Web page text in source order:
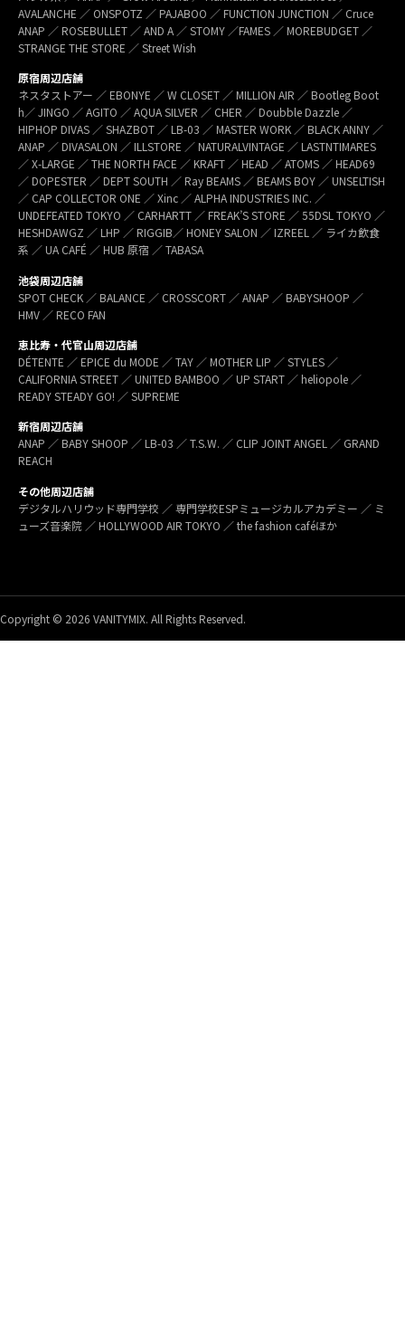
AVALANCHE ／ ONSPOTZ ／ PAJABOO ／ FUNCTION JUNCTION ／ Cruce
ANAP ／ ROSEBULLET ／ AND A ／ STOMY ／FAMES ／ MOREBUDGET ／
STRANGE THE STORE ／ Street Wish
原宿周辺店舗
ネスタストアー ／ EBONYE ／ W CLOSET ／ MILLION AIR ／ Bootleg Boot
h／ JINGO ／ AGITO ／ AQUA SILVER ／ CHER ／ Doubble Dazzle ／
HIPHOP DIVAS ／ SHAZBOT ／ LB-03 ／ MASTER WORK ／ BLACK ANNY ／
ANAP ／ DIVASALON ／ ILLSTORE ／ NATURALVINTAGE ／ LASTNTIMARES
／ X-LARGE ／ THE NORTH FACE ／ KRAFT ／ HEAD ／ ATOMS ／ HEAD69
／ DOPESTER ／ DEPT SOUTH ／ Ray BEAMS ／ BEAMS BOY ／ UNSELTISH
／ CAP COLLECTOR ONE ／ Xinc ／ ALPHA INDUSTRIES INC. ／
UNDEFEATED TOKYO ／ CARHARTT ／ FREAK’S STORE ／ 55DSL TOKYO ／
HESHDAWGZ ／ LHP ／ RIGGIB／ HONEY SALON ／ IZREEL ／ ライカ飲食
系 ／ UA CAFÉ ／ HUB 原宿 ／ TABASA
池袋周辺店舗
SPOT CHECK ／ BALANCE ／ CROSSCORT ／ ANAP ／ BABYSHOOP ／
HMV ／ RECO FAN
恵比寿・代官山周辺店舗
DÉTENTE ／ EPICE du MODE ／ TAY ／ MOTHER LIP ／ STYLES ／
CALIFORNIA STREET ／ UNITED BAMBOO ／ UP START ／ heliopole ／
READY STEADY GO! ／ SUPREME
新宿周辺店舗
ANAP ／ BABY SHOOP ／ LB-03 ／ T.S.W. ／ CLIP JOINT ANGEL ／ GRAND
REACH
その他周辺店舗
デジタルハリウッド専門学校 ／ 専門学校ESPミュージカルアカデミー ／ ミ
ューズ音楽院 ／ HOLLYWOOD AIR TOKYO ／ the fashion caféほか
Copyright © 2026 VANITYMIX. All Rights Reserved.